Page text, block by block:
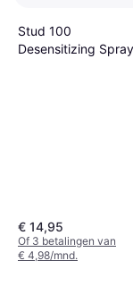
Stud 100
Desensitizing Spray
€ 14,95
Of 3 betalingen van
€ 4,98/mnd.